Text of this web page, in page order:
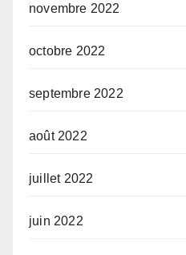
novembre 2022
octobre 2022
septembre 2022
août 2022
juillet 2022
juin 2022